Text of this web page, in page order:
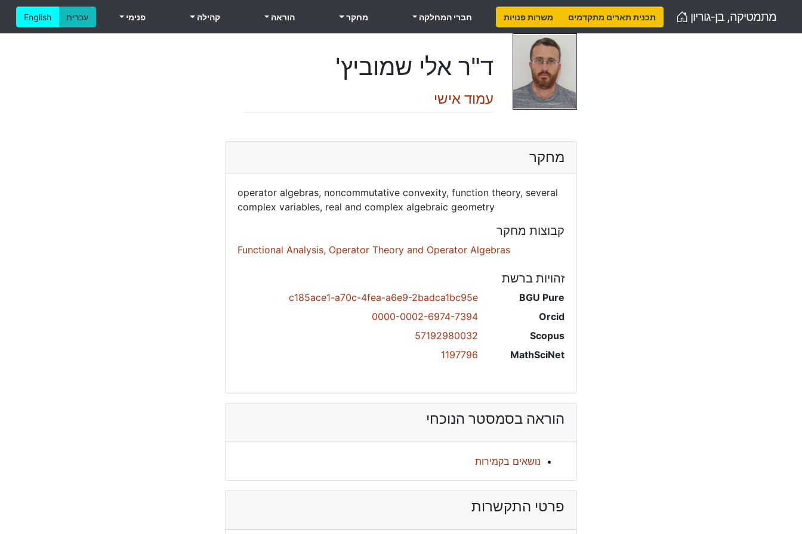
מתמטיקה, בן-גוריון Home
English עברית משרות פנויות תכנית תארים מתקדמים חברי המחלקה מחקר הוראה קהילה פנימי
ד"ר אלי שמוביץ'
עמוד אישי
מחקר
operator algebras, noncommutative convexity, function theory, several
complex variables, real and complex algebraic geometry
קבוצות מחקר
Functional Analysis, Operator Theory and Operator Algebras
זהויות ברשת
BGU Pure
c185ace1-a70c-4fea-a6e9-2badca1bc95e
Orcid
0000-0002-6974-7394
Scopus
57192980032
MathSciNet
1197796
הוראה בסמסטר הנוכחי
נושאים בקמירות
פרטי התקשרות